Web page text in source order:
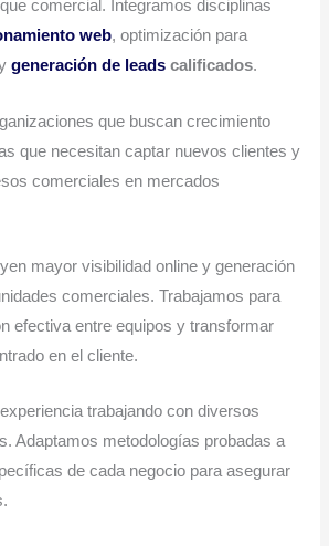
comercial. Integramos disciplinas
web, optimización para
ygeneración de leads calificados.
que buscan crecimiento
que necesitan captar nuevos clientes y
comerciales en mercados
mayor visibilidad online y generación
comerciales. Trabajamos para
efectiva entre equipos y transformar
en el cliente.
trabajando con diversos
Adaptamos metodologías probadas a
de cada negocio para asegurar